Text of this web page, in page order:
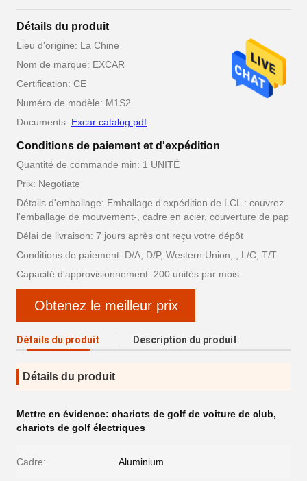
Détails du produit
Lieu d'origine: La Chine
Nom de marque: EXCAR
Certification: CE
Numéro de modèle: M1S2
Documents: Excar catalog.pdf
Conditions de paiement et d'expédition
Quantité de commande min: 1 UNITÉ
Prix: Negotiate
Détails d'emballage: Emballage d'expédition de LCL : couvrez
l'emballage de mouvement-, cadre en acier, couverture de pap
Délai de livraison: 7 jours après ont reçu votre dépôt
Conditions de paiement: D/A, D/P, Western Union, , L/C, T/T
Capacité d'approvisionnement: 200 unités par mois
Obtenez le meilleur prix
Détails du produit Description du produit
Détails du produit
Mettre en évidence: chariots de golf de voiture de club,
chariots de golf électriques
Cadre: Aluminium